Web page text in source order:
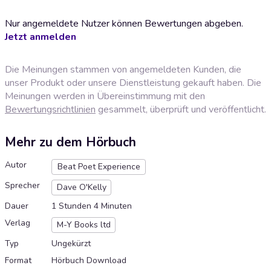
Nur angemeldete Nutzer können Bewertungen abgeben.
Jetzt anmelden
Die Meinungen stammen von angemeldeten Kunden, die
unser Produkt oder unsere Dienstleistung gekauft haben. Die
Meinungen werden in Übereinstimmung mit den
Bewertungsrichtlinien gesammelt, überprüft und veröffentlicht.
Mehr zu dem Hörbuch
Autor
Beat Poet Experience
Sprecher
Dave O'Kelly
Dauer
1 Stunden 4 Minuten
Verlag
M-Y Books ltd
Typ
Ungekürzt
Format
Hörbuch Download